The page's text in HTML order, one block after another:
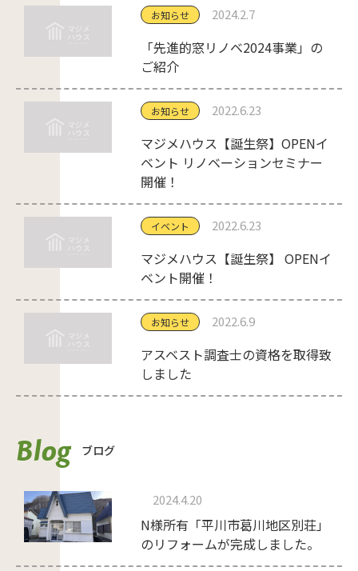
お知らせ 2024.2.7
「先進的窓リノベ2024事業」の
ご紹介
お知らせ 2022.6.23
マジメハウス【誕生祭】OPENイ
ベント リノベーションセミナー
開催！
イベント 2022.6.23
マジメハウス【誕生祭】 OPENイ
ベント開催！
お知らせ 2022.6.9
アスベスト調査士の資格を取得致
しました
Blog ブログ
2024.4.20
N様所有「平川市葛川地区別荘」
のリフォームが完成しました。